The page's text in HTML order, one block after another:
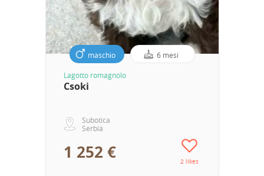
maschio 6 mesi
Lagotto romagnolo
Csoki
Subotica
Serbia
1 252 € 2 likes